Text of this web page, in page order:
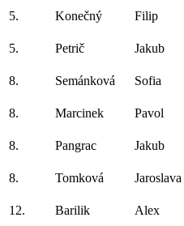
5. Konečný Filip
5. Petrič Jakub
8. Semánková Sofia
8. Marcinek Pavol
8. Pangrac Jakub
8. Tomková Jaroslava
12. Barilik Alex